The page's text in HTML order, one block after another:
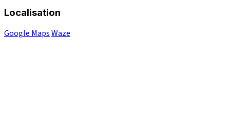
Localisation
Google MapsWaze